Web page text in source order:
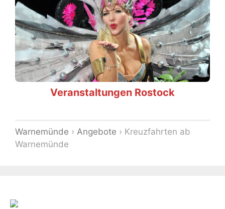
Veranstaltungen Rostock
Warnemünde › Angebote › Kreuzfahrten ab
Warnemünde